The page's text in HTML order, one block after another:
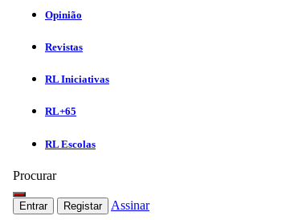
Opinião
Revistas
RL Iniciativas
RL+65
RL Escolas
Procurar
Entrar Registar Assinar